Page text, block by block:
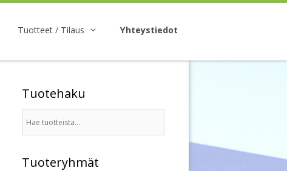
Tuotteet / Tilaus Yhteystiedot
Tuotehaku
Tuoteryhmät